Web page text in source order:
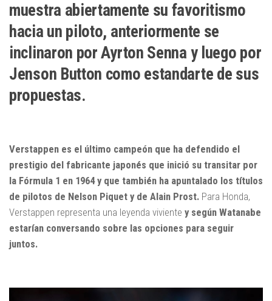
muestra abiertamente su favoritismo
hacia un piloto, anteriormente se
inclinaron por Ayrton Senna y luego por
Jenson Button como estandarte de sus
propuestas.
Verstappen es el último campeón que ha defendido el
prestigio del fabricante japonés que inició su transitar por
la Fórmula 1 en 1964 y que también ha apuntalado los títulos
de pilotos de Nelson Piquet y de Alain Prost. Para Honda,
Verstappen representa una leyenda viviente y según Watanabe
estarían conversando sobre las opciones para seguir
juntos.